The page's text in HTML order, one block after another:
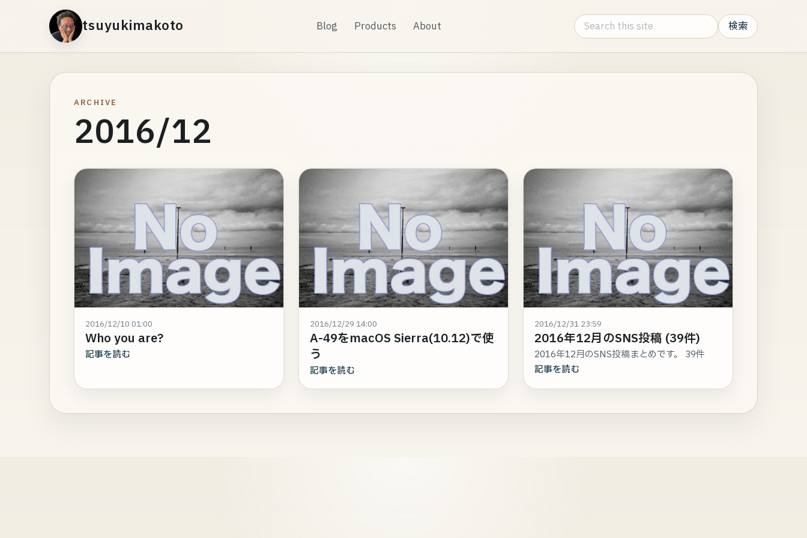
tsuyukimakoto Blog Products About Search this site
ARCHIVE
2016/12
2016/12/10 01:00
Who you are?
記事を読む
2016/12/29 14:00
A-49をmacOS Sierra(10.12)で使
う
記事を読む
2016/12/31 23:59
2016年12月のSNS投稿 (39件)
2016年12月のSNS投稿まとめです。 39件
記事を読む